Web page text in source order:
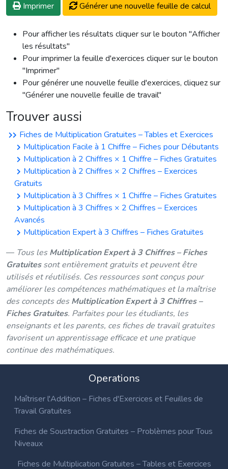
Imprimer Générer une nouvelle feuille de calcul
Pour afficher les résultats cliquer sur le bouton "Afficher
les résultats"
Pour imprimer la feuille d'exercices cliquer sur le bouton
"Imprimer"
Pour générer une nouvelle feuille d'exercices, cliquez sur
"Générer une nouvelle feuille de travail"
Trouver aussi
Fiches de Multiplication Gratuites – Tables et Exercices
Multiplication Facile à 1 Chiffre – Fiches pour Débutants
Multiplication à 2 Chiffres × 1 Chiffre – Fiches Gratuites
Multiplication à 2 Chiffres × 2 Chiffres – Exercices
Gratuits
Multiplication à 3 Chiffres × 1 Chiffre – Fiches Gratuites
Multiplication à 3 Chiffres × 2 Chiffres – Exercices
Avancés
Multiplication Expert à 3 Chiffres – Fiches Gratuites
Tous lesMultiplication Expert à 3 Chiffres – Fiches
Gratuitessont entièrement gratuits et peuvent être
utilisés et réutilisés. Ces ressources sont conçus pour
améliorer les compétences mathématiques et la maîtrise
des concepts desMultiplication Expert à 3 Chiffres –
Fiches Gratuites. Parfaites pour les étudiants, les
enseignants et les parents, ces fiches de travail gratuites
favorisent un apprentissage efficace et une pratique
continue des mathématiques.
Operations
Maîtriser l'Addition – Fiches d'Exercices et Feuilles de
Travail Gratuites
Fiches de Soustraction Gratuites – Problèmes pour Tous
Niveaux
Fiches de Multiplication Gratuites – Tables et Exercices